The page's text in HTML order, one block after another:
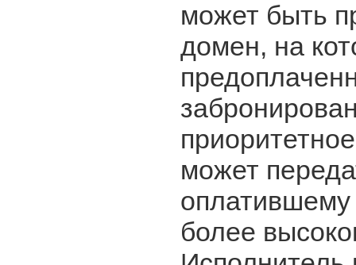
может быть
домен, на
может
оплатившему
более